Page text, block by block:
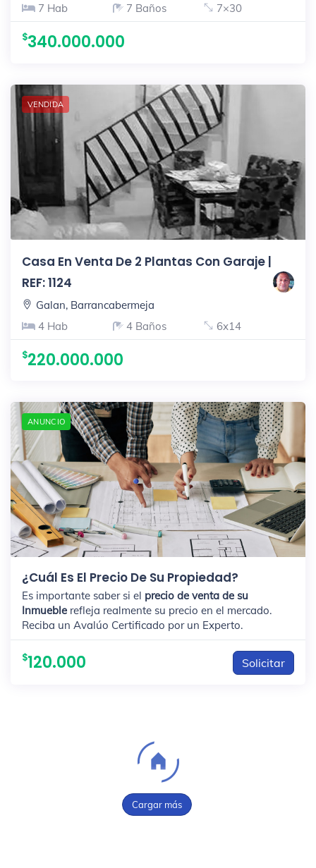
7 Hab
7 Baños 7×30
340.000.000
VENDIDA
Casa En Venta De 2 Plantas Con Garaje |
REF: 1124
Galan, Barrancabermeja
4 Hab
4 Baños 6x14
220.000.000
ANUNCIO
¿Cuál Es El Precio De Su Propiedad?
Es importante saber si el precio de venta de su
Inmueble refleja realmente su precio en el mercado.
Reciba un Avalúo Certificado por un Experto.
120.000 Solicitar
Cargar más